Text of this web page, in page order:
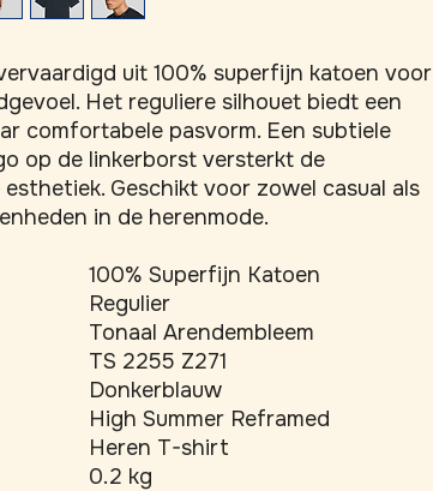
uit 100% superfijn katoen voor
Het reguliere silhouet biedt een
comfortabele pasvorm. Een subtiele
op de linkerborst versterkt de
Geschikt voor zowel casual als
in de herenmode.
100% Superfijn Katoen
Regulier
Tonaal Arendembleem
TS 2255 Z271
Donkerblauw
High Summer Reframed
Heren T-shirt
0.2 kg